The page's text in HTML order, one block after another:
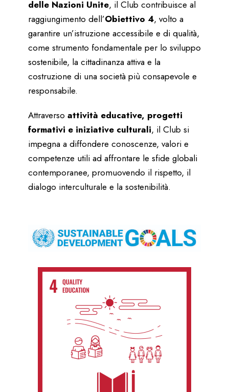
delle Nazioni Unite, il Club contribuisce al
raggiungimento dell’Obiettivo 4, volto a
garantire un’istruzione accessibile e di qualità,
come strumento fondamentale per lo sviluppo
sostenibile, la cittadinanza attiva e la
costruzione di una società più consapevole e
responsabile.
Attraverso attività educative, progetti
formativi e iniziative culturali, il Club si
impegna a diffondere conoscenze, valori e
competenze utili ad affrontare le sfide globali
contemporanee, promuovendo il rispetto, il
dialogo interculturale e la sostenibilità.